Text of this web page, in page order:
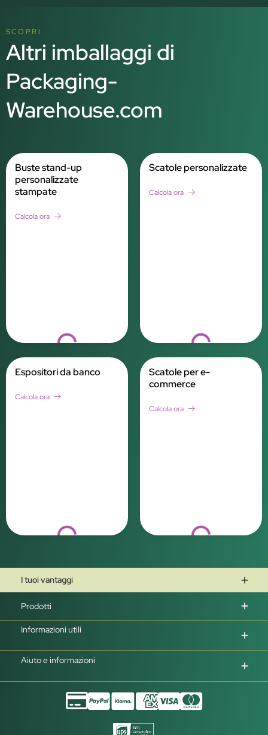
SCOPRI
Altri imballaggi di
Packaging-
Warehouse.com
Loading...
Buste stand-up
personalizzate
stampate
Calcola ora
Loading...
Scatole personalizzate
Calcola ora
Loading...
Espositori da banco
Calcola ora
Loading...
Scatole per e-
commerce
Calcola ora
I tuoi vantaggi
Prodotti
Informazioni utili
Aiuto e informazioni